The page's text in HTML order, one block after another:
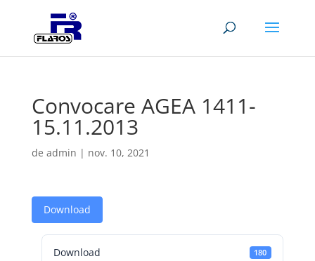
Convocare AGEA 1411-
15.11.2013
de admin | nov. 10, 2021
Download
Download 180